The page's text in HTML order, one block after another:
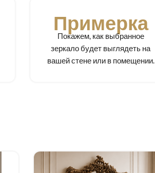
Примерка
Покажем, как выбранное
зеркало будет выглядеть на
вашей стене или в помещении.